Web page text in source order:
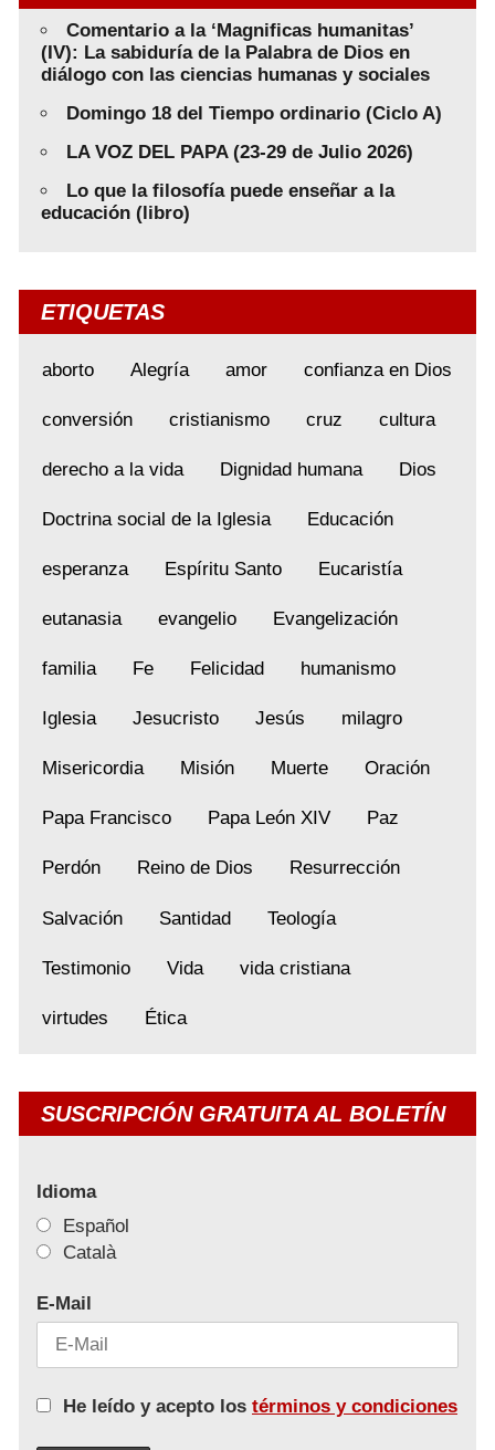
Comentario a la ‘Magnificas humanitas’
(IV): La sabiduría de la Palabra de Dios en
diálogo con las ciencias humanas y sociales
Domingo 18 del Tiempo ordinario (Ciclo A)
LA VOZ DEL PAPA (23-29 de Julio 2026)
Lo que la filosofía puede enseñar a la
educación (libro)
ETIQUETAS
aborto Alegría amor confianza en Dios
conversión cristianismo cruz cultura
derecho a la vida Dignidad humana Dios
Doctrina social de la Iglesia Educación
esperanza Espíritu Santo Eucaristía
eutanasia evangelio Evangelización
familia Fe Felicidad humanismo
Iglesia Jesucristo Jesús milagro
Misericordia Misión Muerte Oración
Papa Francisco Papa León XIV Paz
Perdón Reino de Dios Resurrección
Salvación Santidad Teología
Testimonio Vida vida cristiana
virtudes Ética
SUSCRIPCIÓN GRATUITA AL BOLETÍN
Idioma
Español
Català
E-Mail
He leído y acepto los términos y condiciones